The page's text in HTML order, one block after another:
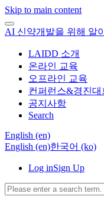
Skip to main content
AI 신약개발을 위해 알
LAIDD 소개
온라인 교육
오프라인 교육
컨퍼런스&경진대
공지사항
Search
English ‎(en)‎
English ‎(en)‎한국어 ‎(ko)‎
Log inSign Up